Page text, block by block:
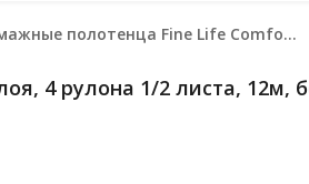
полотенца Fine Life Comfort 2 слоя, 4 рулона 1/2 листа, 12м, белые
4 рулона 1/2 листа, 12м,